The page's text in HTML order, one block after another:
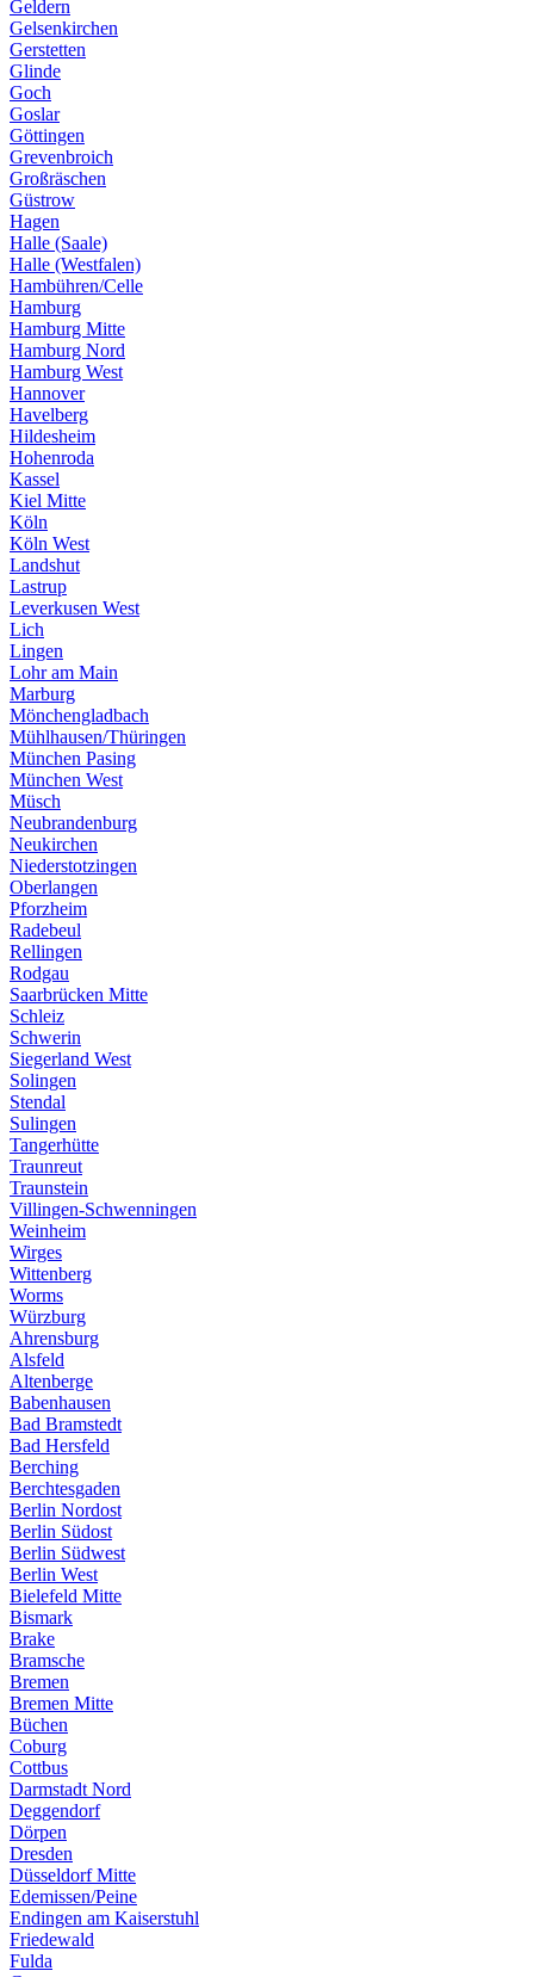
Geldern
Gelsenkirchen
Gerstetten
Glinde
Goch
Goslar
Göttingen
Grevenbroich
Großräschen
Güstrow
Hagen
Halle (Saale)
Halle (Westfalen)
Hambühren/Celle
Hamburg
Hamburg Mitte
Hamburg Nord
Hamburg West
Hannover
Havelberg
Hildesheim
Hohenroda
Kassel
Kiel Mitte
Köln
Köln West
Landshut
Lastrup
Leverkusen West
Lich
Lingen
Lohr am Main
Marburg
Mönchengladbach
Mühlhausen/Thüringen
München Pasing
München West
Müsch
Neubrandenburg
Neukirchen
Niederstotzingen
Oberlangen
Pforzheim
Radebeul
Rellingen
Rodgau
Saarbrücken Mitte
Schleiz
Schwerin
Siegerland West
Solingen
Stendal
Sulingen
Tangerhütte
Traunreut
Traunstein
Villingen-Schwenningen
Weinheim
Wirges
Wittenberg
Worms
Würzburg
Ahrensburg
Alsfeld
Altenberge
Babenhausen
Bad Bramstedt
Bad Hersfeld
Berching
Berchtesgaden
Berlin Nordost
Berlin Südost
Berlin Südwest
Berlin West
Bielefeld Mitte
Bismark
Brake
Bramsche
Bremen
Bremen Mitte
Büchen
Coburg
Cottbus
Darmstadt Nord
Deggendorf
Dörpen
Dresden
Düsseldorf Mitte
Edemissen/Peine
Endingen am Kaiserstuhl
Friedewald
Fulda